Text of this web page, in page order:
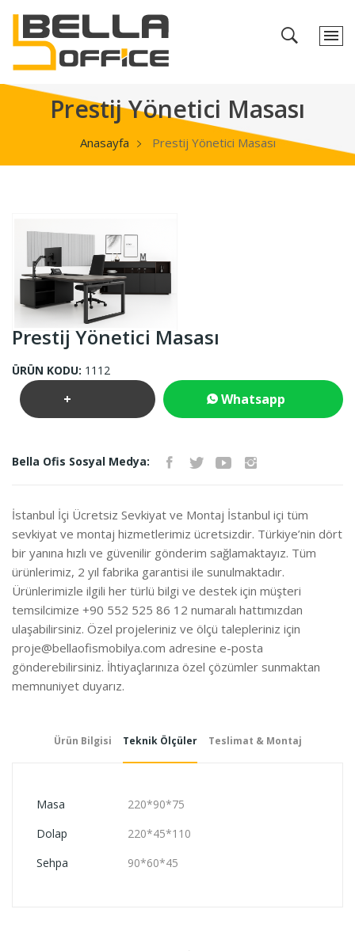
Prestij Yönetici Masası
Anasayfa Prestij Yönetici Masası
Prestij Yönetici Masası
ÜRÜN KODU: 1112
+ Whatsapp
Bella Ofis Sosyal Medya:
İstanbul İçi Ücretsiz Sevkiyat ve Montaj İstanbul içi tüm
sevkiyat ve montaj hizmetlerimiz ücretsizdir. Türkiye’nin dört
bir yanına hızlı ve güvenilir gönderim sağlamaktayız. Tüm
ürünlerimiz, 2 yıl fabrika garantisi ile sunulmaktadır.
Ürünlerimizle ilgili her türlü bilgi ve destek için müşteri
temsilcimize +90 552 525 86 12 numaralı hattımızdan
ulaşabilirsiniz. Özel projeleriniz ve ölçü talepleriniz için
proje@bellaofismobilya.com adresine e-posta
gönderebilirsiniz. İhtiyaçlarınıza özel çözümler sunmaktan
memnuniyet duyarız.
Ürün Bilgisi Teknik Ölçüler Teslimat & Montaj
Masa
220*90*75
Dolap
220*45*110
Sehpa
90*60*45